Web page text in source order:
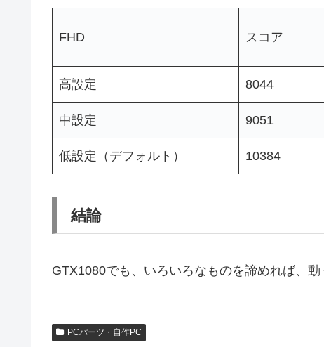
FHD スコア
高設定 8044
中設定 9051
低設定（デフォルト） 10384
結論
GTX1080でも、いろいろなものを諦めれば、動
PCパーツ・自作PC